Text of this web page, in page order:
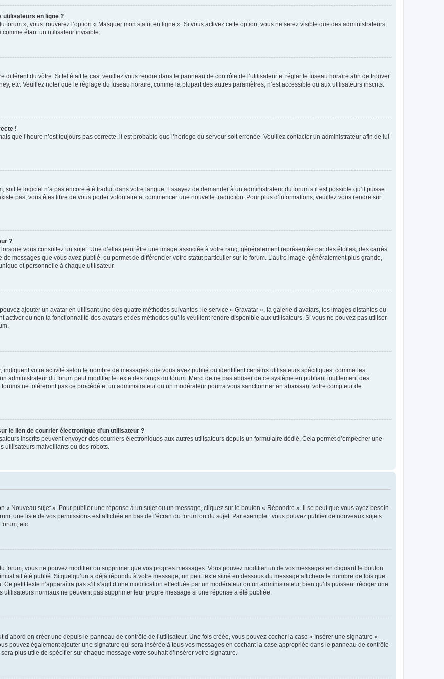
utilisateurs en ligne ?
forum », vous trouverez l’option « Masquer mon statut en ligne ». Si vous activez cette option, vous ne serez visible que des administrateurs,
étant un utilisateur invisible.
différent du vôtre. Si tel était le cas, veuillez vous rendre dans le panneau de contrôle de l’utilisateur et régler le fuseau horaire afin de trouver
etc. Veuillez noter que le réglage du fuseau horaire, comme la plupart des autres paramètres, n’est accessible qu’aux utilisateurs inscrits.
!
que l’heure n’est toujours pas correcte, il est probable que l’horloge du serveur soit erronée. Veuillez contacter un administrateur afin de lui
le logiciel n’a pas encore été traduit dans votre langue. Essayez de demander à un administrateur du forum s’il est possible qu’il puisse
pas, vous êtes libre de vous porter volontaire et commencer une nouvelle traduction. Pour plus d’informations, veuillez vous rendre sur
?
vous consultez un sujet. Une d’elles peut être une image associée à votre rang, généralement représentée par des étoiles, des carrés
messages que vous avez publié, ou permet de différencier votre statut particulier sur le forum. L’autre image, généralement plus grande,
et personnelle à chaque utilisateur.
ajouter un avatar en utilisant une des quatre méthodes suivantes : le service « Gravatar », la galerie d’avatars, les images distantes ou
activer ou non la fonctionnalité des avatars et des méthodes qu’ils veuillent rendre disponible aux utilisateurs. Si vous ne pouvez pas utiliser
indiquent votre activité selon le nombre de messages que vous avez publié ou identifient certains utilisateurs spécifiques, comme les
administrateur du forum peut modifier le texte des rangs du forum. Merci de ne pas abuser de ce système en publiant inutilement des
ne toléreront pas ce procédé et un administrateur ou un modérateur pourra vous sanctionner en abaissant votre compteur de
le lien de courrier électronique d’un utilisateur ?
inscrits peuvent envoyer des courriers électroniques aux autres utilisateurs depuis un formulaire dédié. Cela permet d’empêcher une
utilisateurs malveillants ou des robots.
« Nouveau sujet ». Pour publier une réponse à un sujet ou un message, cliquez sur le bouton « Répondre ». Il se peut que vous ayez besoin
une liste de vos permissions est affichée en bas de l’écran du forum ou du sujet. Par exemple : vous pouvez publier de nouveaux sujets
etc.
forum, vous ne pouvez modifier ou supprimer que vos propres messages. Vous pouvez modifier un de vos messages en cliquant le bouton
ait été publié. Si quelqu’un a déjà répondu à votre message, un petit texte situé en dessous du message affichera le nombre de fois que
petit texte n’apparaîtra pas s’il s’agit d’une modification effectuée par un modérateur ou un administrateur, bien qu’ils puissent rédiger une
normaux ne peuvent pas supprimer leur propre message si une réponse a été publiée.
en créer une depuis le panneau de contrôle de l’utilisateur. Une fois créée, vous pouvez cocher la case « Insérer une signature »
pouvez également ajouter une signature qui sera insérée à tous vos messages en cochant la case appropriée dans le panneau de contrôle
plus utile de spécifier sur chaque message votre souhait d’insérer votre signature.